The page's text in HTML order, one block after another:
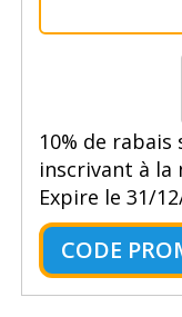
10% de rabais
inscrivant à la
Expire le 31/
CODE